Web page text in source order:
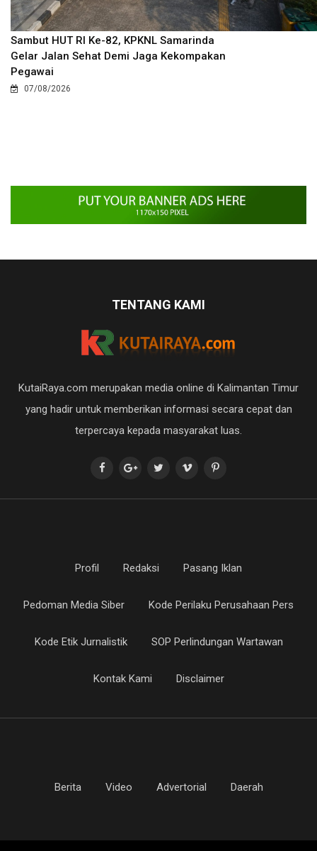
Sambut HUT RI Ke-82, KPKNL Samarinda
Gelar Jalan Sehat Demi Jaga Kekompakan
Pegawai
07/08/2026
TENTANG KAMI
KutaiRaya.com merupakan media online di Kalimantan Timur
yang hadir untuk memberikan informasi secara cepat dan
terpercaya kepada masyarakat luas.
Profil Redaksi Pasang Iklan
Pedoman Media Siber Kode Perilaku Perusahaan Pers
Kode Etik Jurnalistik SOP Perlindungan Wartawan
Kontak Kami Disclaimer
Berita Video Advertorial Daerah